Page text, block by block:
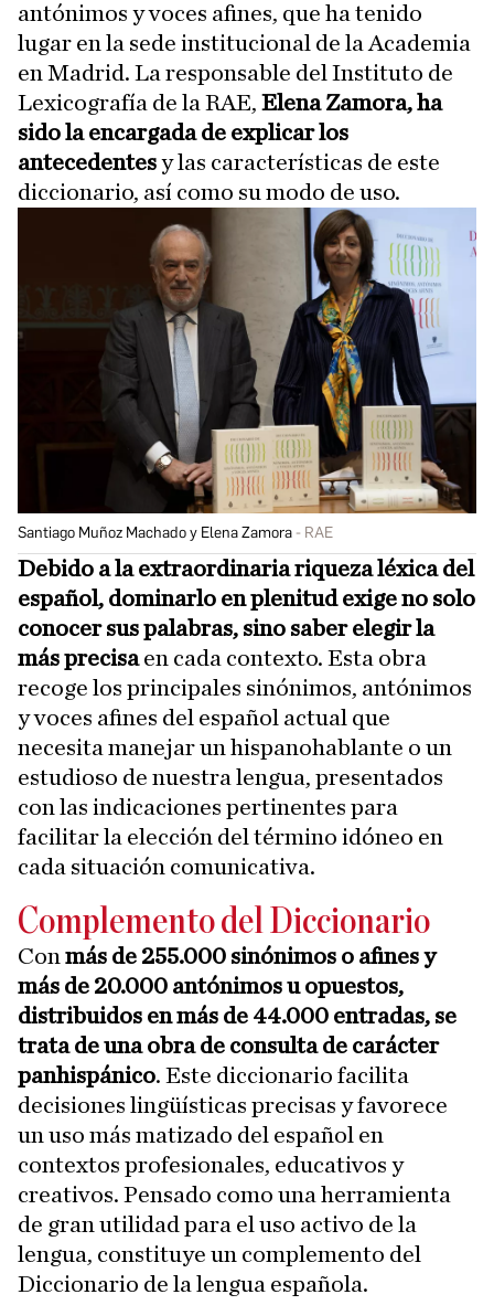
antónimos y voces afines, que ha tenido
lugar en la sede institucional de la Academia
en Madrid. La responsable del Instituto de
Lexicografía de la RAE, Elena Zamora, ha
sido la encargada de explicar los
antecedentesy las características de este
diccionario, así como su modo de uso.
Santiago Muñoz Machado y Elena Zamora RAE
Debido a la extraordinaria riqueza léxica del
español, dominarlo en plenitud exige no solo
conocer sus palabras, sino saber elegir la
más precisaen cada contexto. Esta obra
recoge los principales sinónimos, antónimos
y voces afines del español actual que
necesita manejar un hispanohablante o un
estudioso de nuestra lengua, presentados
con las indicaciones pertinentes para
facilitar la elección del término idóneo en
cada situación comunicativa.
Complemento del Diccionario
Conmás de 255.000 sinónimos o afines y
más de 20.000 antónimos u opuestos,
distribuidos en más de 44.000 entradas, se
trata de una obra de consulta de carácter
panhispánico. Este diccionario facilita
decisiones lingüísticas precisas y favorece
un uso más matizado del español en
contextos profesionales, educativos y
creativos. Pensado como una herramienta
de gran utilidad para el uso activo de la
lengua, constituye un complemento del
Diccionario de la lengua española.